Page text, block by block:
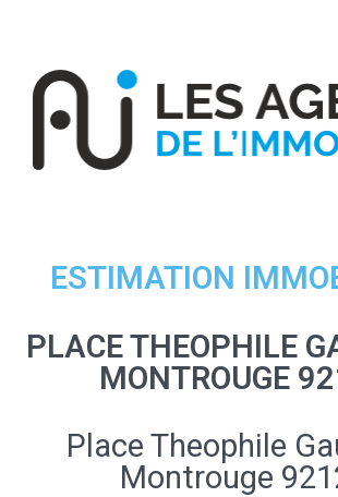
ESTIMATION
PLACE THEOPHILE
MONTROUGE
Place Theophile
Montrouge